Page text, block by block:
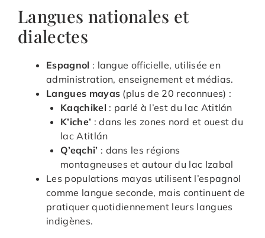
Langues nationales et
dialectes
Espagnol : langue officielle, utilisée en
administration, enseignement et médias.
Langues mayas (plus de 20 reconnues) :
Kaqchikel : parlé à l’est du lac Atitlán
K’iche’ : dans les zones nord et ouest du
lac Atitlán
Q’eqchi’ : dans les régions
montagneuses et autour du lac Izabal
Les populations mayas utilisent l’espagnol
comme langue seconde, mais continuent de
pratiquer quotidiennement leurs langues
indigènes.